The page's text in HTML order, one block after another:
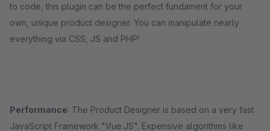
to code, this plugin can be the perfect fundament for your
own, unique product designer. You can manipulate nearly
everything via CSS, JS and PHP!
Performance: The Product Designer is based on a very fast
JavaScript Framework "Vue.JS". Expensive algorithms like